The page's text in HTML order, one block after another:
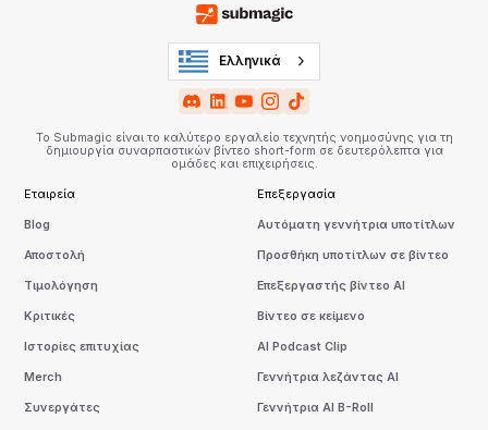
Ελληνικά
Το Submagic είναι το καλύτερο εργαλείο τεχνητής νοημοσύνης για τη
δημιουργία συναρπαστικών βίντεο short-form σε δευτερόλεπτα για
ομάδες και επιχειρήσεις.
Εταιρεία
Blog
Αποστολή
Τιμολόγηση
Κριτικές
Ιστορίες επιτυχίας
Merch
Συνεργάτες
Επεξεργασία
Αυτόματη γεννήτρια υποτίτλων
Προσθήκη υποτίτλων σε βίντεο
Επεξεργαστής βίντεο AI
Βίντεο σε κείμενο
AI Podcast Clip
Γεννήτρια λεζάντας AI
Γεννήτρια AI B-Roll